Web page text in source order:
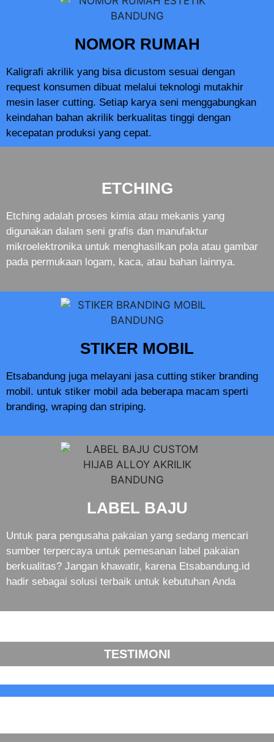
NOMOR RUMAH
Kaligrafi akrilik yang bisa dicustom sesuai dengan
request konsumen dibuat melalui teknologi mutakhir
mesin laser cutting. Setiap karya seni menggabungkan
keindahan bahan akrilik berkualitas tinggi dengan
kecepatan produksi yang cepat.
ETCHING
Etching adalah proses kimia atau mekanis yang
digunakan dalam seni grafis dan manufaktur
mikroelektronika untuk menghasilkan pola atau gambar
pada permukaan logam, kaca, atau bahan lainnya.
STIKER MOBIL
Etsabandung juga melayani jasa cutting stiker branding
mobil. untuk stiker mobil ada beberapa macam sperti
branding, wraping dan striping.
LABEL BAJU
Untuk para pengusaha pakaian yang sedang mencari
sumber terpercaya untuk pemesanan label pakaian
berkualitas? Jangan khawatir, karena Etsabandung.id
hadir sebagai solusi terbaik untuk kebutuhan Anda
TESTIMONI